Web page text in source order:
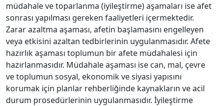
müdahale ve toparlanma (iyileştirme) aşamaları ise afet
sonrası yapılması gereken faaliyetleri içermektedir.
Zarar azaltma aşaması, afetin başlamasını engelleyen
veya etkisini azaltan tedbirlerinin uygulanmasıdır. Afete
hazırlık aşaması toplumun bir afete müdahalesi için
hazırlanmasıdır. Müdahale aşaması ise can, mal, çevre
ve toplumun sosyal, ekonomik ve siyasi yapısını
korumak için planlar rehberliğinde kaynakların ve acil
durum prosedürlerinin uygulanmasıdır. İyileştirme